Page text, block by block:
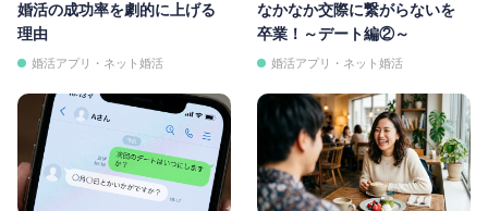
婚活の成功率を劇的に上げる
理由
婚活アプリ・ネット婚活
なかなか交際に繋がらないを
卒業！～デート編②～
婚活アプリ・ネット婚活